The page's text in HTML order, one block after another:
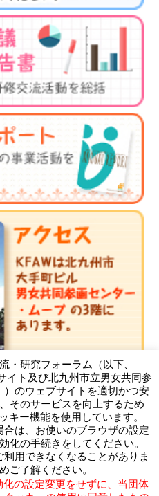
フォーラム
Women
大手町11-4北九州市大手町ビ
5195
・研究フォーラム（以下、
イト及び北九州市立男女共同参
のウェブサイトを適切かつ安
そのサービスを向上するため
キー機能を使用しています。
は、お使いのブラウザの設定
化の手続きをしてください。
用できなくなることがありま
ご了解ください。
の設定変更をせずに、当団体